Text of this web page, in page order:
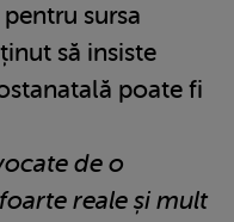
sursa
să insiste
poate fi
de o
reale și mult